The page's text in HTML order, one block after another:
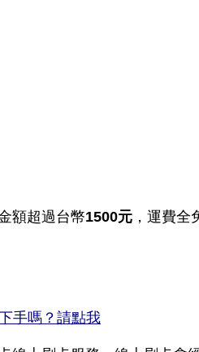
額超過台幣1500元 ，運費全
手嗎？請點我